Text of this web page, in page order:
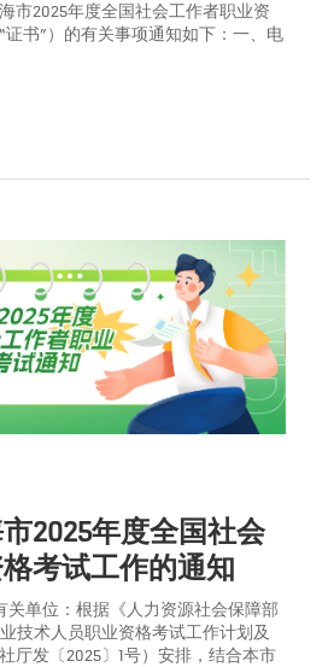
市2025年度全国社会工作者职业资
书”）的有关事项通知如下：一、电
2025年度全国社会
考试工作的通知
关单位：根据《人力资源社会保障部
技术人员职业资格考试工作计划及
厅发〔2025〕1号）安排，结合本市